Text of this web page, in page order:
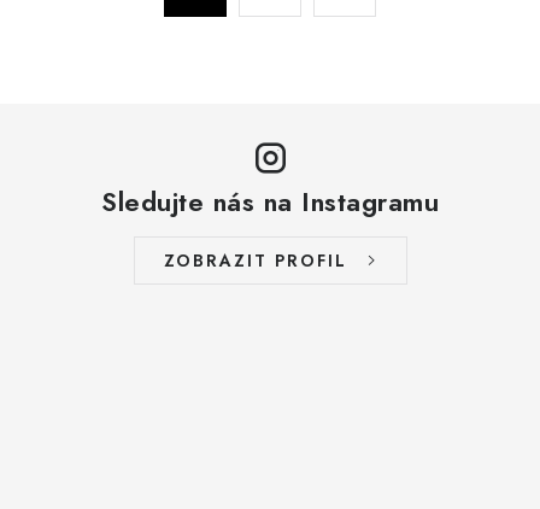
Sledujte nás na Instagramu
ZOBRAZIT PROFIL